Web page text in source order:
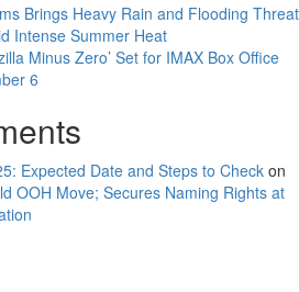
Brings Heavy Rain and Flooding Threat
Intense Summer Heat
Minus Zero’ Set for IMAX Box Office
6
Expected Date and Steps to Check on
OOH Move; Secures Naming Rights at